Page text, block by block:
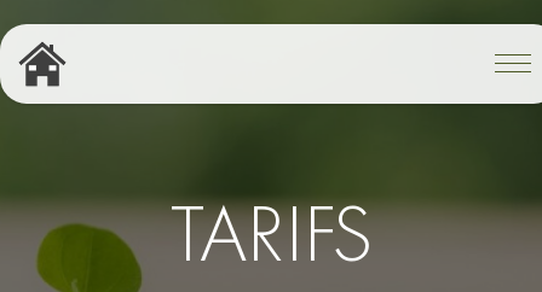
TARIFS